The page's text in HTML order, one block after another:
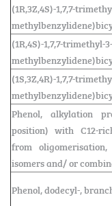
(1R,3Z,4S)-1,7,7-
(1R,4S)-1,7,7-trimethyl-
(1S,3Z,4R)-1,7,7-
Phenol, alkylation
position) with C12-
from
isomers and/ or
Phenol, dodecyl-,